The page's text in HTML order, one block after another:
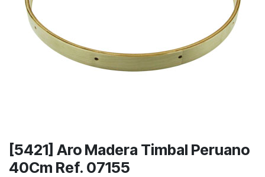
[5421] Aro Madera Timbal Peruano
40Cm Ref. 07155